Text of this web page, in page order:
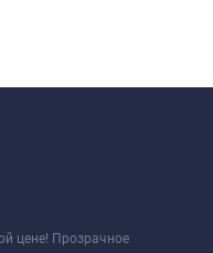
цене! Прозрачное